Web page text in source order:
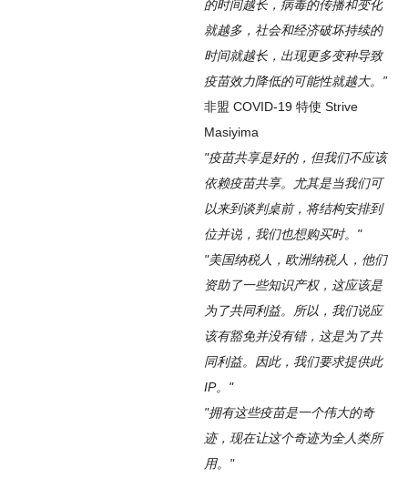
的时间越长，病毒的传播和变化
就越多，社会和经济破坏持续的
时间就越长，出现更多变种导致
疫苗效力降低的可能性就越大。”
非盟 COVID-19 特使 Strive
Masiyima
"疫苗共享是好的，但我们不应该
依赖疫苗共享。尤其是当我们可
以来到谈判桌前，将结构安排到
位并说，我们也想购买时。"
"美国纳税人，欧洲纳税人，他们
资助了一些知识产权，这应该是
为了共同利益。所以，我们说应
该有豁免并没有错，这是为了共
同利益。因此，我们要求提供此
IP。"
"拥有这些疫苗是一个伟大的奇
迹，现在让这个奇迹为全人类所
用。"